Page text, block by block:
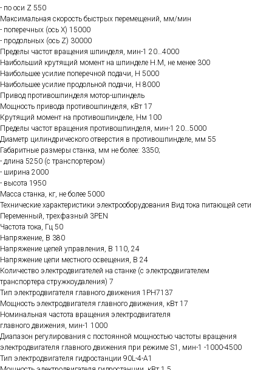
- по оси Z 550
Максимальная скорость быстрых перемещений, мм/мин
- поперечных (ось Х) 15000
- продольных (ось Z) 30000
Пределы частот вращения шпинделя, мин-1 20…4000
Наибольший крутящий момент на шпинделе Н.М, не менее 300
Наибольшее усилие поперечной подачи, Н 5000
Наибольшее усилие продольной подачи, Н 8000
Привод противошпинделя мотор-шпиндель
Мощность привода противошпинделя, кВт 17
Крутящий момент на противошпинделе, Нм 100
Пределы частот вращения противошпинделя, мин-1 20…5000
Диаметр цилиндрического отверстия в противошпинделе, мм 55
Габаритные размеры станка, мм не более: 3350;
- длина 5250 (с транспортером)
- ширина 2000
- высота 1950
Масса станка, кг, не более 5000
Технические характеристики электрооборудования Вид тока питающей сети
Переменный, трехфазный 3PEN
Частота тока, Гц 50
Напряжение, В 380
Напряжение цепей управления, В 110, 24
Напряжение цепи местного освещения, В 24
Количество электродвигателей на станке (с электродвигателем
транспортера стружкоудаления) 7
Тип электродвигателя главного движения 1РН7137
Мощность электродвигателя главного движения, кВт 17
Номинальная частота вращения электродвигателя
главного движения, мин-1 1000
Диапазон регулирования с постоянной мощностью частоты вращения
электродвигателя главного движения при режиме S1, мин-1 -1000-4500
Тип электродвигателя гидростанции 90L-4-A1